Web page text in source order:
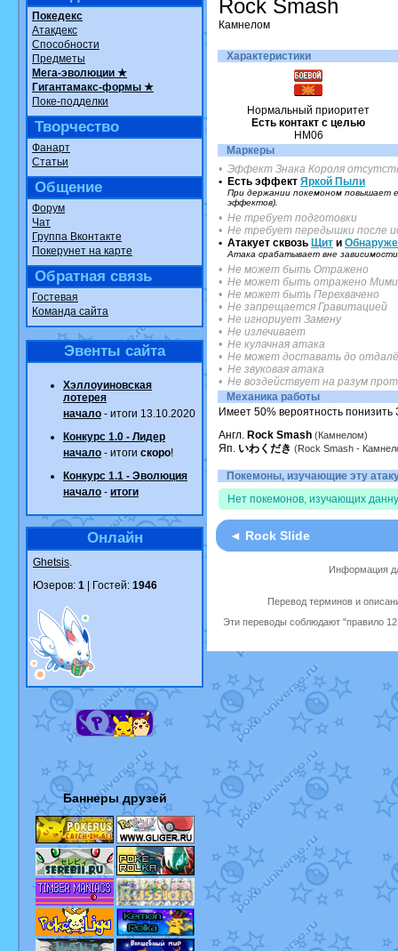
Покедекс
Атакдекс
Способности
Предметы
Мега-эволюции ★
Гигантамакс-формы ★
Поке-подделки
Творчество
Фанарт
Статьи
Общение
Форум
Чат
Группа Вконтакте
Покерунет на карте
Обратная связь
Гостевая
Команда сайта
Эвенты сайта
Хэллоуиновская
лотерея
начало - итоги 13.10.2020
Конкурс 1.0 - Лидер
начало - итоги скоро!
Конкурс 1.1 - Эволюция
начало - итоги
Онлайн
Ghetsis.
Юзеров: 1 | Гостей: 1946
Баннеры друзей
Rock Smash
Камнелом
Характеристики
Нормальный приоритет
Есть контакт с целью
HM06
Маркеры
• Эффект Знака Короля
• Есть эффект Яркой Пыли
При держании покемоном повышает
эффектов).
• Не требует подготовки
• Не требует передышки после
• Атакует сквозь Щит и
Атака срабатывает вне
• Не может быть Отражено
• Не может быть отражено
• Не может быть Перехвачено
• Не запрещается Гравитацией
• Не игнориует Замену
• Не излечивает
• Не кулачная атака
• Не может доставать до
• Не звуковая атака
• Не воздействует на разум
Механика работы
Имеет 50% вероятность
Англ. Rock Smash (Камнелом)
Яп. いわくだき (Rock Smash -
Покемоны, изучающие эту
Нет покемонов, изучающих
◄ Rock Slide
Информация
Перевод терминов и
Эти переводы соблюдают "правило 12